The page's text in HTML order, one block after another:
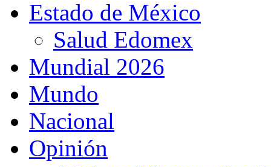
Estado de México
Salud Edomex
Mundial 2026
Mundo
Nacional
Opinión